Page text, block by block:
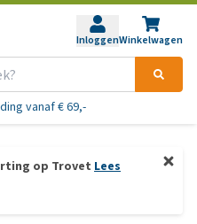
InloggenWinkelwagen
vanaf € 69,-
op Trovet Lees